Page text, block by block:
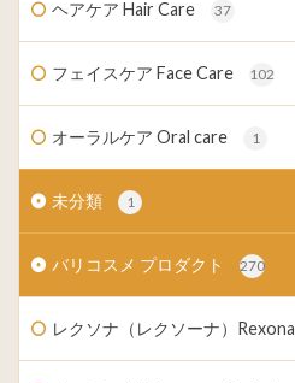
ヘアケア Hair Care 37
フェイスケア Face Care 102
オーラルケア Oral care 1
未分類 1
バリコスメ プロダクト 270
レクソナ（レクソーナ）Rexona